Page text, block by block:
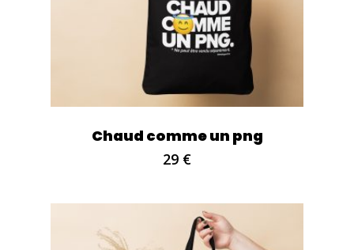
Chaud comme un png
29 €